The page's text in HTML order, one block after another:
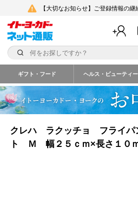
【大切なお知らせ】ご登録情報の
ギフト・フード ヘルス・ビューティー
クレハ ラクッチョ フライパ
ト Ｍ 幅２５ｃｍ×長さ１０